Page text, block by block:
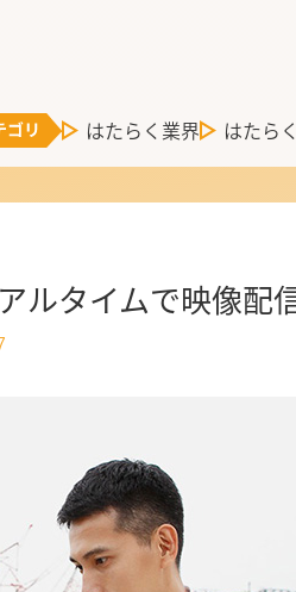
はたらく業界 はたら
ルタイムで映像配